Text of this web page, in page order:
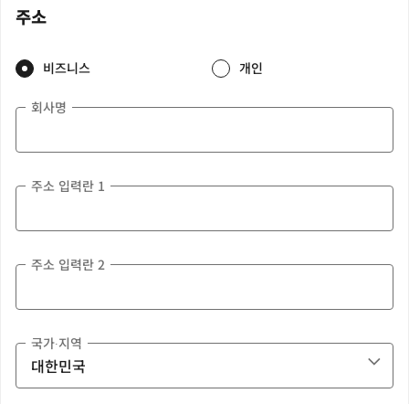
주소
비즈니스 개인
회사명
주소 입력란 1
주소 입력란 2
국가∙지역